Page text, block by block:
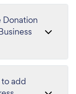
Donation
add